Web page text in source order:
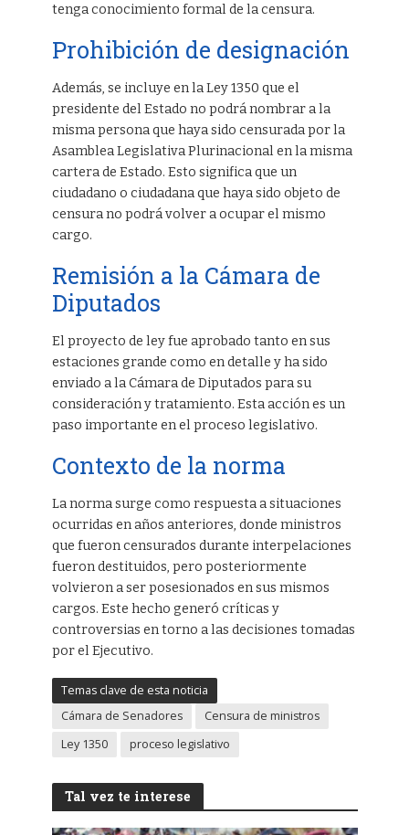
tenga conocimiento formal de la censura.
Prohibición de designación
Además, se incluye en la Ley 1350 que el
presidente del Estado no podrá nombrar a la
misma persona que haya sido censurada por la
Asamblea Legislativa Plurinacional en la misma
cartera de Estado. Esto significa que un
ciudadano o ciudadana que haya sido objeto de
censura no podrá volver a ocupar el mismo
cargo.
Remisión a la Cámara de
Diputados
El proyecto de ley fue aprobado tanto en sus
estaciones grande como en detalle y ha sido
enviado a la Cámara de Diputados para su
consideración y tratamiento. Esta acción es un
paso importante en el proceso legislativo.
Contexto de la norma
La norma surge como respuesta a situaciones
ocurridas en años anteriores, donde ministros
que fueron censurados durante interpelaciones
fueron destituidos, pero posteriormente
volvieron a ser posesionados en sus mismos
cargos. Este hecho generó críticas y
controversias en torno a las decisiones tomadas
por el Ejecutivo.
Temas clave de esta noticia
Cámara de Senadores
Censura de ministros
Ley 1350
proceso legislativo
Tal vez te interese